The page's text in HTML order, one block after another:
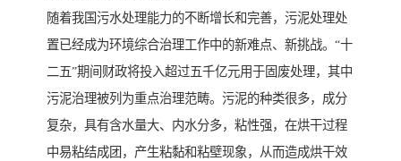
随着我国污水处理能力的不断增长和完善，污泥处理处
置已经成为环境综合治理工作中的新难点、新挑战。“十
二五”期间财政将投入超过五千亿元用于固废处理，其中
污泥治理被列为重点治理范畴。污泥的种类很多，成分
复杂，具有含水量大、内水分多，粘性强，在烘干过程
中易粘结成团，产生粘黏和粘壁现象，从而造成烘干效